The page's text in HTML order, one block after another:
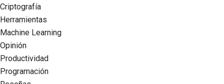
Criptografía
Herramientas
Machine Learning
Opinión
Productividad
Programación